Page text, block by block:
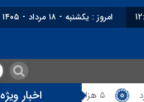
امروز : یکشنبه - ۱۸ مرداد - ۱۴۰۵
اخبار ویژه ایران در آزمون بزرگ